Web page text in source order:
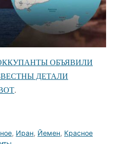
ОБЪЯВИЛИ
ДЕТАЛИ
.
, Иран, Йемен, Красное